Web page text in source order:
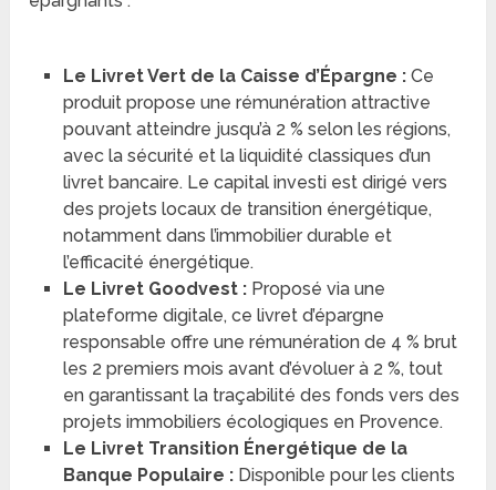
Le Livret Vert de la Caisse d’Épargne :Ce
produit propose une rémunération attractive
pouvant atteindre jusqu’à 2 % selon les régions,
avec la sécurité et la liquidité classiques d’un
livret bancaire. Le capital investi est dirigé vers
des projets locaux de transition énergétique,
notamment dans l’immobilier durable et
l’efficacité énergétique.
Le Livret Goodvest :Proposé via une
plateforme digitale, ce livret d’épargne
responsable offre une rémunération de 4 % brut
les 2 premiers mois avant d’évoluer à 2 %, tout
en garantissant la traçabilité des fonds vers des
projets immobiliers écologiques en Provence.
Le Livret Transition Énergétique de la
Banque Populaire :Disponible pour les clients